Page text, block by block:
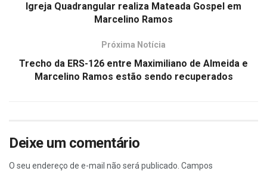
Igreja Quadrangular realiza Mateada Gospel em
Marcelino Ramos
Próxima Notícia
Trecho da ERS-126 entre Maximiliano de Almeida e
Marcelino Ramos estão sendo recuperados
Deixe um comentário
O seu endereço de e-mail não será publicado. Campos